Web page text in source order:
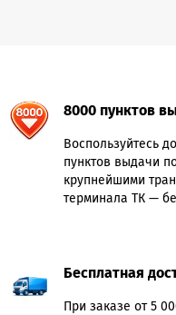
8000 пунктов
Воспользуйтесь
пунктов выдачи
крупнейшими
терминала ТК —
Бесплатная
При заказе от 5